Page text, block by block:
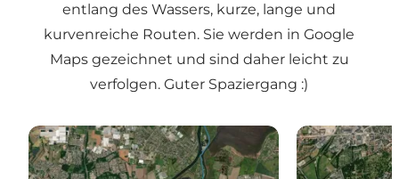
entlang des Wassers, kurze, lange und
kurvenreiche Routen. Sie werden in Google
Maps gezeichnet und sind daher leicht zu
verfolgen. Guter Spaziergang :)
Storms Pakhus - Stige Ø (Halbinsel Stige) - 7,2 km
Munkemose -